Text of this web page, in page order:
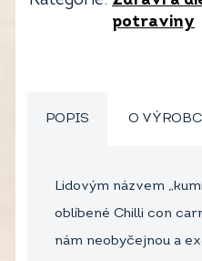
potraviny
POPIS O
Lidovým názvem
oblíbené Chilli con
nám neobyčejnou a